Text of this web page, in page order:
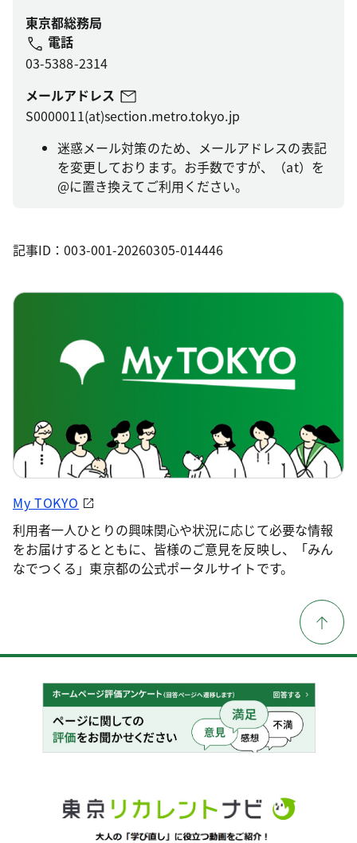
東京都総務局
電話
03-5388-2314
メールアドレス
S0000011(at)section.metro.tokyo.jp
迷惑メール対策のため、メールアドレスの表記
を変更しております。お手数ですが、（at）を
@に置き換えてご利用ください。
記事ID：003-001-20260305-014446
My TOKYO
利用者一人ひとりの興味関心や状況に応じて必要な情報
をお届けするとともに、皆様のご意見を反映し、「みん
なでつくる」東京都の公式ポータルサイトです。